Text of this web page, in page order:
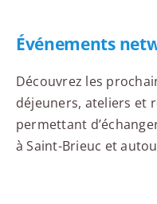
Événements
Découvrez les
déjeuners, ateliers et
permettant
à Saint-Brieuc et